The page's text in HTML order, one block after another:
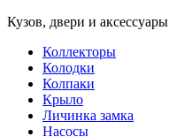
Кузов, двери и аксессуары
Коллекторы
Колодки
Колпаки
Крыло
Личинка замка
Насосы